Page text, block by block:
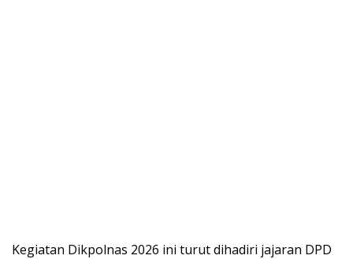
Kegiatan Dikpolnas 2026 ini turut dihadiri jajaran DPD